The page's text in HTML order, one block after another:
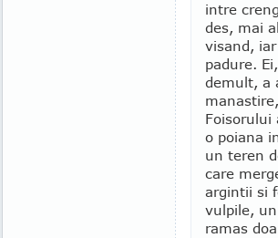
intre
des, mai
visand,
padure.
demult, a
Foisorului
o poiana
un teren
care
argintii si
vulpile,
ramas